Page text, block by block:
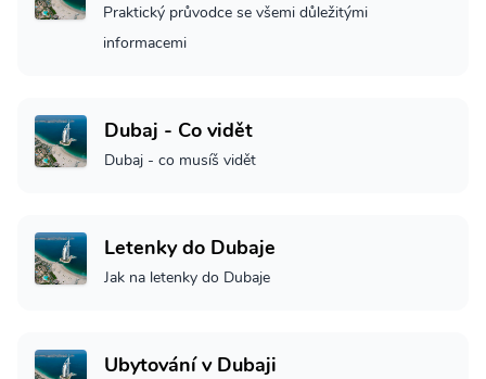
Praktický průvodce se všemi důležitými
informacemi
Dubaj - Co vidět
Dubaj - co musíš vidět
Letenky do Dubaje
Jak na letenky do Dubaje
Ubytování v Dubaji